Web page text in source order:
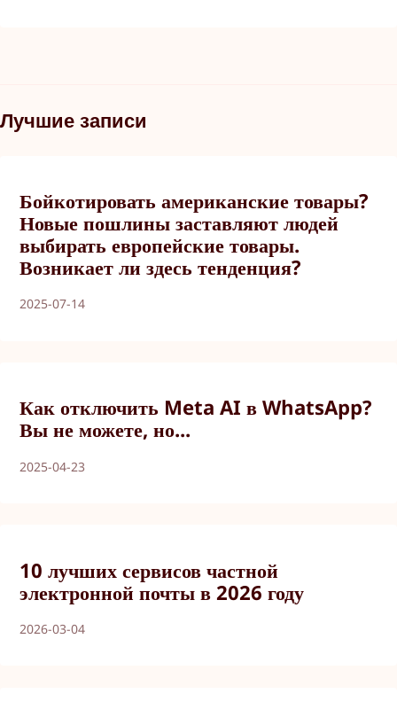
Лучшие записи
Бойкотировать американские товары?
Новые пошлины заставляют людей
выбирать европейские товары.
Возникает ли здесь тенденция?
2025-07-14
Как отключить Meta AI в WhatsApp?
Вы не можете, но...
2025-04-23
10 лучших сервисов частной
электронной почты в 2026 году
2026-03-04